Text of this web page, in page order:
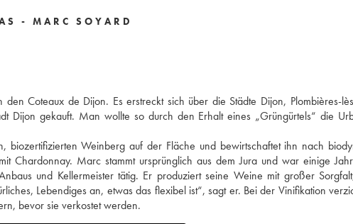
- MARC SOYARD
Coteaux de Dijon. Es erstreckt sich über die Städte Dijon, Plombières-
Dijon gekauft. Man wollte so durch den Erhalt eines „Grüngürtels“ die
Weinberg auf der Fläche und bewirtschaftet ihn nach
Chardonnay. Marc stammt ursprünglich aus dem Jura und war einige
und Kellermeister tätig. Er produziert seine Weine mit großer
Lebendiges an, etwas das flexibel ist“, sagt er. Bei der Vinifikation
bevor sie verkostet werden.